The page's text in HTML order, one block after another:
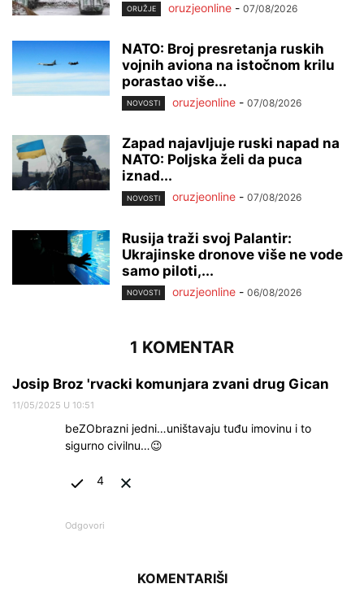
ORUŽJE oruzjeonline - 07/08/2026
NATO: Broj presretanja ruskih
vojnih aviona na istočnom krilu
porastao više...
NOVOSTI oruzjeonline - 07/08/2026
Zapad najavljuje ruski napad na
NATO: Poljska želi da puca
iznad...
NOVOSTI oruzjeonline - 07/08/2026
Rusija traži svoj Palantir:
Ukrajinske dronove više ne vode
samo piloti,...
NOVOSTI oruzjeonline - 06/08/2026
1 KOMENTAR
Josip Broz 'rvacki komunjara zvani drug Gican
11/05/2025 U 10:51
beZObrazni jedni…uništavaju tuđu imovinu i to
sigurno civilnu…😉
4
Odgovori
KOMENTARIŠI